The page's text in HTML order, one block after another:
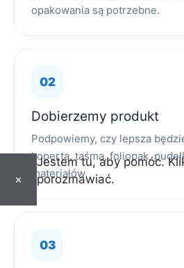
opakowania są potrzebne.
Dobierzemy produkt
Podpowiemy, czy lepsza
koperta, taśma, foliopak,
materiałów.
×
Jestem tu, aby pomóc.
porozmawiać.